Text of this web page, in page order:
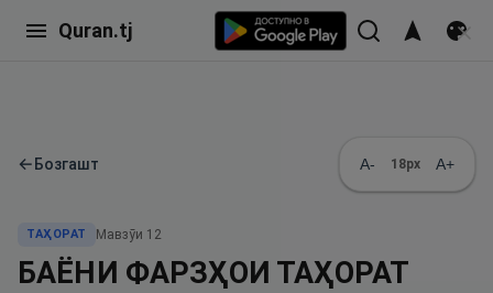
Quran.tj
←Бозгашт A- 18px A+
ТАҲОРАТ Мавзӯи 12
БАЁНИ ФАРЗҲОИ ТАҲОРАТ